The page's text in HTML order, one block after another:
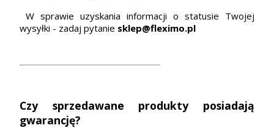
W sprawie uzyskania informacji o statusie Twojej
wysyłki - zadaj pytanie sklep@fleximo.pl
Czy sprzedawane produkty posiadają
gwarancję?